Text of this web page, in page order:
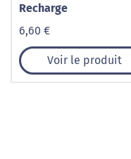
Recharge
6,60 €
Voir le produit